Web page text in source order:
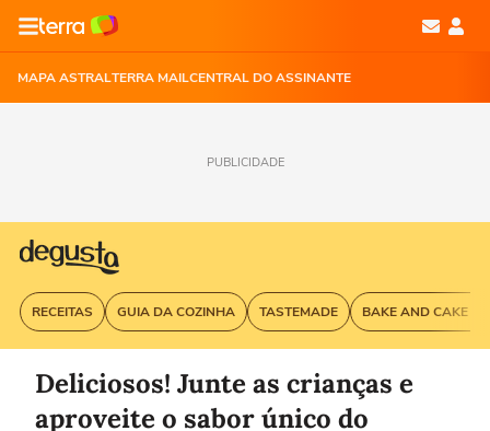
MAPA ASTRALTERRA MAILCENTRAL DO ASSINANTE
PUBLICIDADE
RECEITAS GUIA DA COZINHA TASTEMADE BAKE AND CAKE
Deliciosos! Junte as crianças e
aproveite o sabor único do